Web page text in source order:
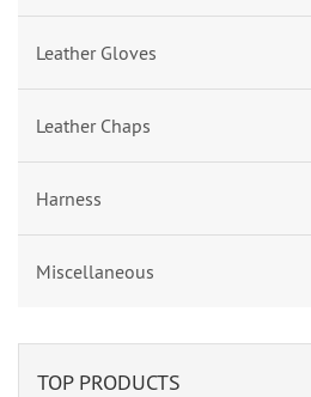
Leather Gloves
Leather Chaps
Harness
Miscellaneous
TOP PRODUCTS